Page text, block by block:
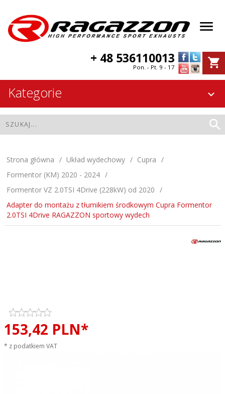
+ 48 536110013
Pon. - Pt. 9 - 17
Kategorie
Strona główna Układ wydechowy
Cupra
Formentor (KM) 2020 - 2024
Formentor VZ 2.0TSI 4Drive (228kW) od 2020
Adapter do montażu z tłumikiem środkowym Cupra Formentor
2.0TSI 4Drive RAGAZZON sportowy wydech
153,42 PLN*
* z podatkiem VAT